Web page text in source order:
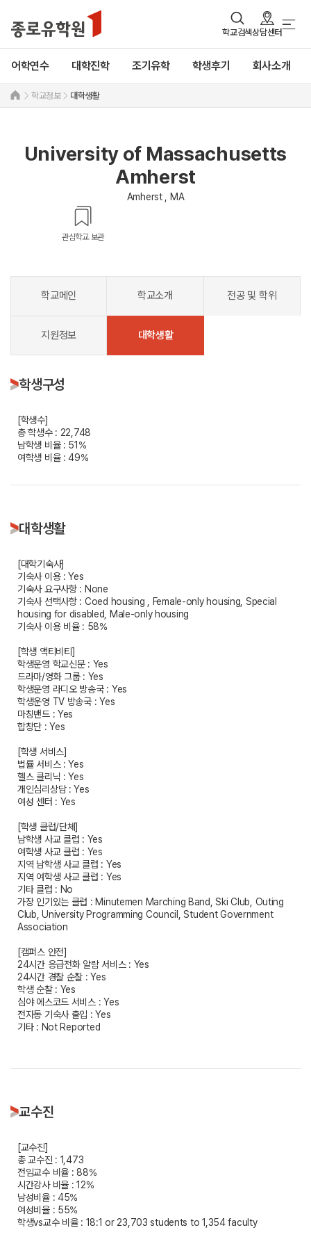
학교검색상담센터
어학연수 대학진학 조기유학 학생후기 회사소개
학교정보 대학생활
University of Massachusetts
Amherst
Amherst , MA
관심학교 보관
학교메인 학교소개 전공 및 학위
지원정보 대학생활
학생구성
[학생수]
총 학생수 : 22,748
남학생 비율 : 51%
여학생 비율 : 49%
대학생활
[대학기숙사]
기숙사 이용 : Yes
기숙사 요구사항 : None
기숙사 선택사항 : Coed housing , Female-only housing, Special
housing for disabled, Male-only housing
기숙사 이용 비율 : 58%
[학생 액티비티]
학생운영 학교신문 : Yes
드라마/영화 그룹 : Yes
학생운영 라디오 방송국 : Yes
학생운영 TV 방송국 : Yes
마칭밴드 : Yes
합창단 : Yes
[학생 서비스]
법률 서비스 : Yes
헬스 클리닉 : Yes
개인심리상담 : Yes
여성 센터 : Yes
[학생 클럽/단체]
남학생 사교 클럽 : Yes
여학생 사교 클럽 : Yes
지역 남학생 사교 클럽 : Yes
지역 여학생 사교 클럽 : Yes
기타 클럽 : No
가장 인기있는 클럽 : Minutemen Marching Band, Ski Club, Outing
Club, University Programming Council, Student Government
Association
[캠퍼스 안전]
24시간 응급전화 알람 서비스 : Yes
24시간 경찰 순찰 : Yes
학생 순찰 : Yes
심야 에스코드 서비스 : Yes
전자동 기숙사 출입 : Yes
기타 : Not Reported
교수진
[교수진]
총 교수진 : 1,473
전임교수 비율 : 88%
시간강사 비율 : 12%
남성비율 : 45%
여성비율 : 55%
학생vs교수 비율 : 18:1 or 23,703 students to 1,354 faculty